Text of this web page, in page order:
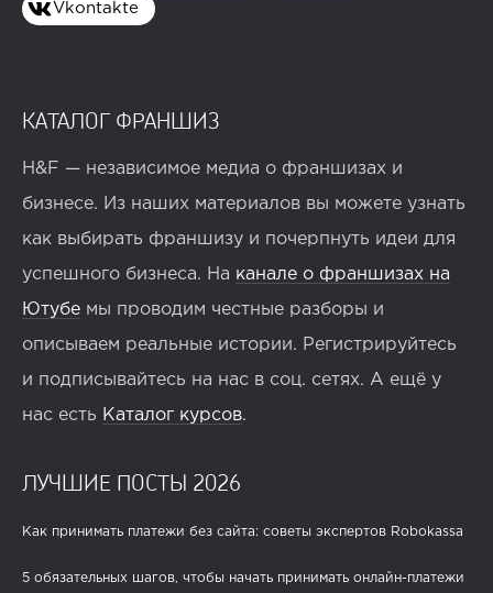
Vkontakte
КАТАЛОГ ФРАНШИЗ
H&F — независимое медиа о франшизах и
бизнесе. Из наших материалов вы можете узнать
как выбирать франшизу и почерпнуть идеи для
успешного бизнеса. На канале о франшизах на
Ютубе мы проводим честные разборы и
описываем реальные истории. Регистрируйтесь
и подписывайтесь на нас в соц. сетях. А ещё у
нас есть Каталог курсов.
ЛУЧШИЕ ПОСТЫ 2026
Как принимать платежи без сайта: советы экспертов Robokassa
5 обязательных шагов, чтобы начать принимать онлайн-платежи